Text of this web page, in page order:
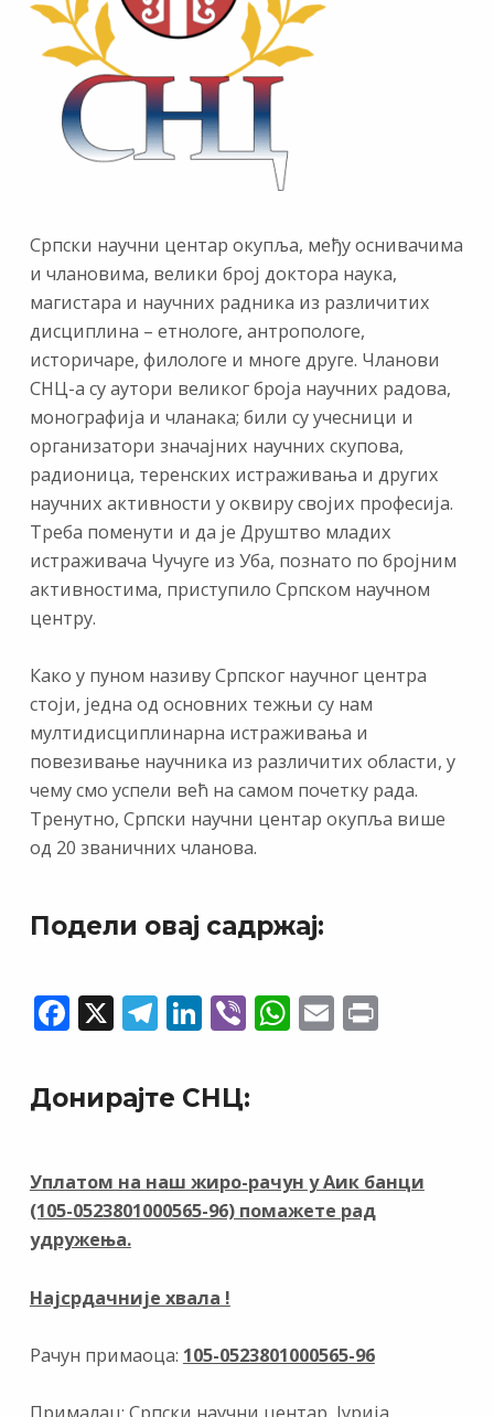
Српски научни центар окупља, међу оснивачима
и члановима, велики број доктора наука,
магистара и научних радника из различитих
дисциплина – етнологе, антропологе,
историчаре, филологе и многе друге. Чланови
СНЦ-а су аутори великог броја научних радова,
монографија и чланака; били су учесници и
организатори значајних научних скупова,
радионица, теренских истраживања и других
научних активности у оквиру својих професија.
Треба поменути и да је Друштво младих
истраживача Чучуге из Уба, познато по бројним
активностима, приступило Српском научном
центру.
Како у пуном називу Српског научног центра
стоји, једна од основних тежњи су нам
мултидисциплинарна истраживања и
повезивање научника из различитих области, у
чему смо успели већ на самом почетку рада.
Тренутно, Српски научни центар окупља више
од 20 званичних чланова.
Подели овај садржај:
F
e
b
o
k
X T
e
gr
m
Li
k
e
n
Vi
er
W
p
p
E Pr
Донирајте СНЦ:
Уплатом на наш жиро-рачун у Аик банци
(105-0523801000565-96) помажете рад
удружења.
Најсрдачније хвала !
Рачун примаоца: 105-0523801000565-96